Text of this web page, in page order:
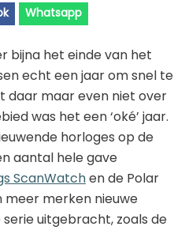
Whatsapp
bijna het einde van het
echt een jaar om snel te
daar maar even niet over
was het een ‘oké’ jaar.
horloges op de
aantal hele gave
ScanWatchen de Polar
meer merken nieuwe
uitgebracht, zoals de